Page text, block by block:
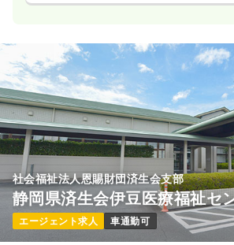
社会福祉法人恩賜財団済生会支部
静岡県済生会伊豆医療福祉セ
エージェント求人 車通勤可